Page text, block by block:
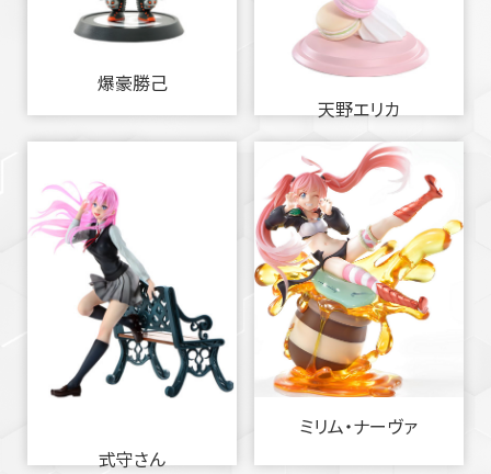
爆豪勝己
天野エリカ
式守さん
ミリム・ナーヴァ